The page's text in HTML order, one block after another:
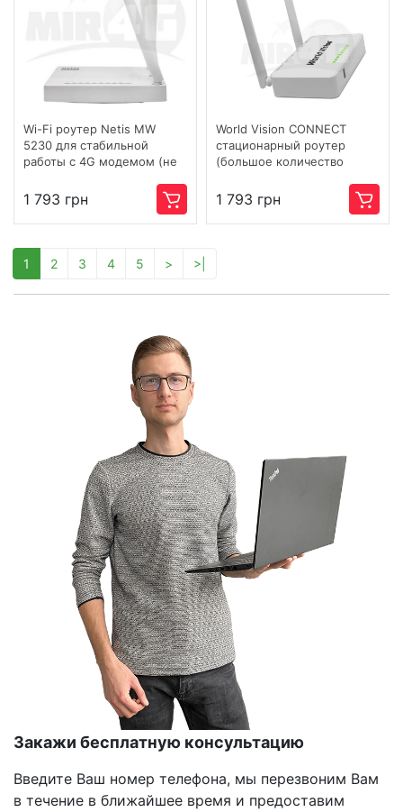
Wi-Fi роутер Netis MW
5230 для стабильной
работы с 4G модемом (не
4G / 3G / LTE
1 793 грн
World Vision CONNECT
стационарный роутер
(большое количество
150 Мбит/с)
1 793 грн
1 2 3 4 5 > >|
Закажи бесплатную консультацию
Введите Ваш номер телефона, мы перезвоним Вам
в течение в ближайшее время и предоставим